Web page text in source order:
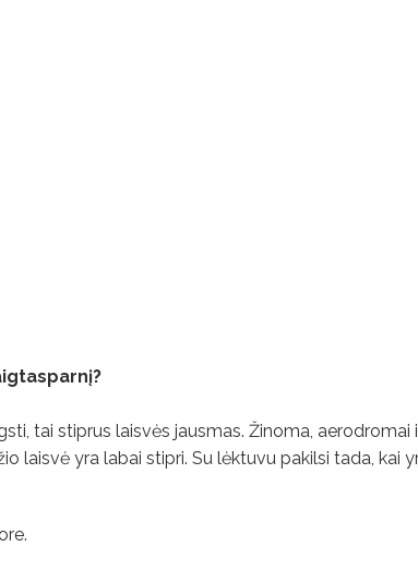
tai stiprus laisvės jausmas. Žinoma, aerodromai
laisvė yra labai stipri. Su lėktuvu pakilsi tada, kai